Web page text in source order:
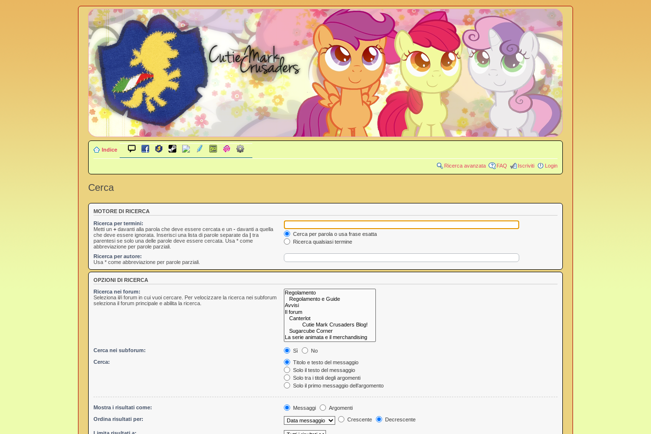
Indice
Ricerca avanzata FAQ Iscriviti Login
Cerca
MOTORE DI RICERCA
Ricerca per termini:
Metti un + davanti alla parola che deve essere cercata e un - davanti a quella
che deve essere ignorata. Inserisci una lista di parole separate da | tra
parentesi se solo una delle parole deve essere cercata. Usa * come
abbreviazione per parole parziali.
Cerca per parola o usa frase esatta
Ricerca qualsiasi termine
Ricerca per autore:
Usa * come abbreviazione per parole parziali.
OPZIONI DI RICERCA
Ricerca nei forum:
Seleziona il/i forum in cui vuoi cercare. Per velocizzare la ricerca nei subforum
seleziona il forum principale e abilita la ricerca.
Cerca nei subforum: Sì
No
Cerca:
Titolo e testo del messaggio
Solo il testo del messaggio
Solo tra i titoli degli argomenti
Solo il primo messaggio dell’argomento
Mostra i risultati come: Messaggi
Argomenti
Ordina risultati per:
Crescente Decrescente
Limita risultati a: